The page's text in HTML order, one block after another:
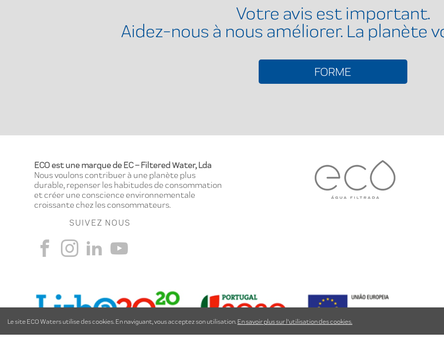
Votre avis est important.
Aidez-nous à nous améliorer. La planète
FORME
ECO est une marque de EC – Filtered Water, Lda
Nous voulons contribuer à une planète plus
durable, repenser les habitudes de consommation
et créer une conscience environnementale
croissante chez les consommateurs.
SUIVEZ NOUS
Le site ECO Waters utilise des cookies. En naviguant, vous acceptez son utilisation. En savoir plus sur l'utilisation des cookies.